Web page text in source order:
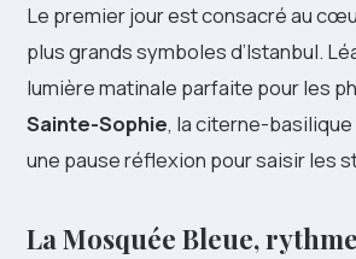
Le premier jour est consacré au
plus grands symboles d’Istanbul.
lumière matinale parfaite pour les
Sainte-Sophie, la citerne-
une pause réflexion pour saisir les
La Mosquée Bleue,